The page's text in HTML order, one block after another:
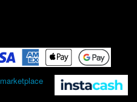
marketplace